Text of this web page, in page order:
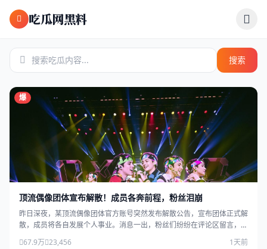
跳过导航
吃瓜网黑料
搜索
爆
顶流偶像团体宣布解散！成员各奔前程，粉丝泪崩
昨日深夜，某顶流偶像团体官方账号突然发布解散公告，宣布团体正式解
散，成员将各自发展个人事业。消息一出，粉丝们纷纷在评论区留言，场
67.9万 23,456 1天前